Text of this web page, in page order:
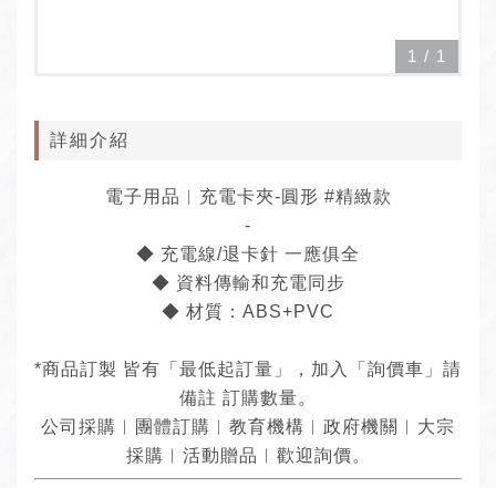
1 / 1
詳細介紹
電子用品︱充電卡夾-圓形 #精緻款
-
◆ 充電線/退卡針 一應俱全
◆ 資料傳輸和充電同步
◆ 材質：ABS+PVC
*商品訂製 皆有「最低起訂量」，加入「詢價車」請
備註 訂購數量。
公司採購︱團體訂購︱教育機構︱政府機關︱大宗
採購︱活動贈品︱歡迎詢價。